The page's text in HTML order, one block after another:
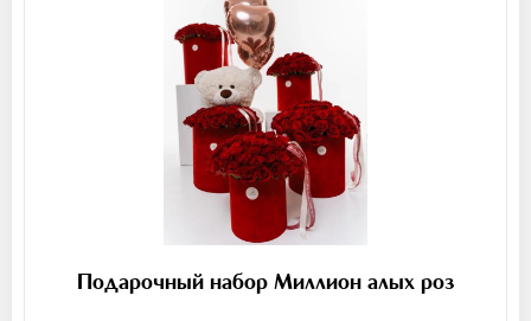
Подарочный набор Миллион алых роз